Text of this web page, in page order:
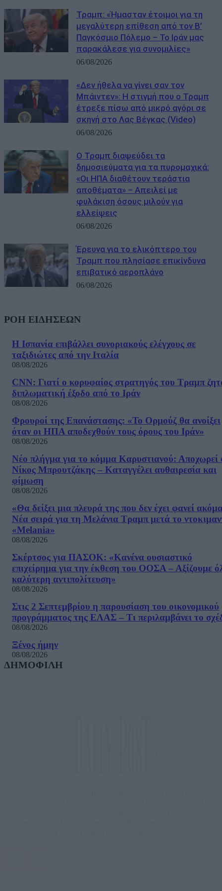
Τραμπ: «Ήμασταν έτοιμοι για τη
μεγαλύτερη επίθεση από τον Β’
Παγκόσμιο Πόλεμο – Το Ιράν μας
παρακάλεσε για συνομιλίες»
06/08/2026
«Δεν ήθελα να γίνει σαν τον
Μπάιντεν»: Η στιγμή που ο Τραμπ
έτρεξε πίσω από μικρό αγόρι σε
σκηνή στο Λας Βέγκας (Video)
06/08/2026
Ο Τραμπ διαψεύδει τα
δημοσιεύματα για τα πυρομαχικά:
«Οι ΗΠΑ διαθέτουν τεράστια
αποθέματα» – Απειλεί με
φυλάκιση όσους μιλούν για
ελλείψεις
06/08/2026
Έρευνα για το ελικόπτερο του
Τραμπ που πλησίασε επικίνδυνα
επιβατικό αεροπλάνο
06/08/2026
ΡΟΗ ΕΙΔΗΣΕΩΝ
Η Ισπανία επιβάλλει συνοριακούς ελέγχους σε
ταξιδιώτες από την Ιταλία
08/08/2026
CNN: Γιατί ο κορυφαίος στρατηγός του Τραμπ
διπλωματική έξοδο από το Ιράν
08/08/2026
Φρουροί της Επανάστασης: «Το Ορμούζ θα ανοίξει
όταν οι ΗΠΑ αποδεχθούν τους όρους του Ιράν»
08/08/2026
Νέο πλήγμα για το κόμμα Καρυστιανού: Αποχωρεί
Νίκος Μπρουτζάκης – Καταγγέλει αυθαιρεσία και
φίμωση
08/08/2026
«Θα δείξει μια πλευρά της που δεν έχει φανεί
Νέα σειρά για τη Μελάνια Τραμπ μετά το
«Melania»
08/08/2026
Σκέρτσος για ΠΑΣΟΚ: «Κανένα ουσιαστικό
επιχείρημα για την έκθεση του ΟΟΣΑ – Αξίζουμε
καλύτερη αντιπολίτευση»
08/08/2026
Στις 2 Σεπτεμβρίου η παρουσίαση του οικονομικού
προγράμματος της ΕΛΑΣ – Τι περιλαμβάνει το
08/08/2026
Ξένος ήμην
08/08/2026
ΔΗΜΟΦΙΛΗ